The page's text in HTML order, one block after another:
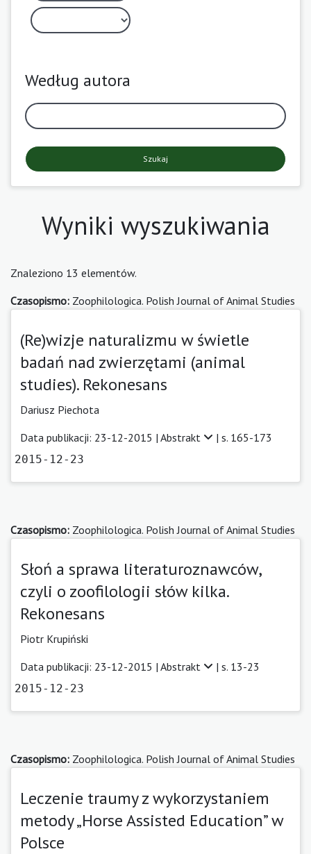
Według autora
Szukaj
Wyniki wyszukiwania
Znaleziono 13 elementów.
Czasopismo: Zoophilologica. Polish Journal of Animal Studies
(Re)wizje naturalizmu w świetle
badań nad zwierzętami (animal
studies). Rekonesans
Dariusz Piechota
Data publikacji: 23-12-2015 | Abstrakt | s. 165-173
2015-12-23
Czasopismo: Zoophilologica. Polish Journal of Animal Studies
Słoń a sprawa literaturoznawców,
czyli o zoofilologii słów kilka.
Rekonesans
Piotr Krupiński
Data publikacji: 23-12-2015 | Abstrakt | s. 13-23
2015-12-23
Czasopismo: Zoophilologica. Polish Journal of Animal Studies
Leczenie traumy z wykorzystaniem
metody „Horse Assisted Education” w
Polsce